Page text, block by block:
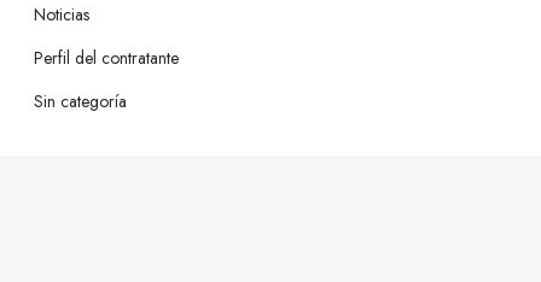
Noticias
Perfil del contratante
Sin categoría